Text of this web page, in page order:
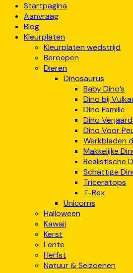
Startpagina
Aanvraag
Blog
Kleurplaten
Kleurplaten wedstrijd
Beroepen
Dieren
Dinosaurus
Baby Dino’s
Dino bij
Dino Familie
Dino
Dino Voor
Werkbladen
Makkelijke
Realistische
Schattige
Triceratops
T-Rex
Unicorns
Halloween
Kawaii
Kerst
Lente
Herfst
Natuur & Seizoenen